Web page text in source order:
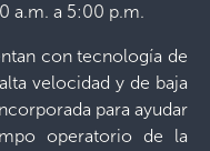
a.m. a 5:00 p.m.
con tecnología de
velocidad y de baja
para ayudar
operatorio de la